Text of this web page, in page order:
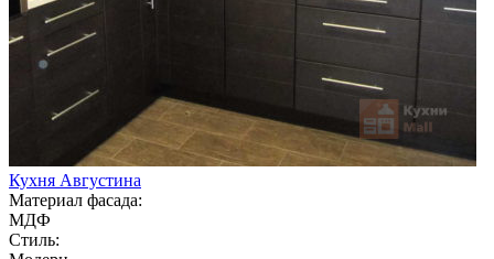
Кухня Августина
Материал фасада:
МДФ
Стиль: